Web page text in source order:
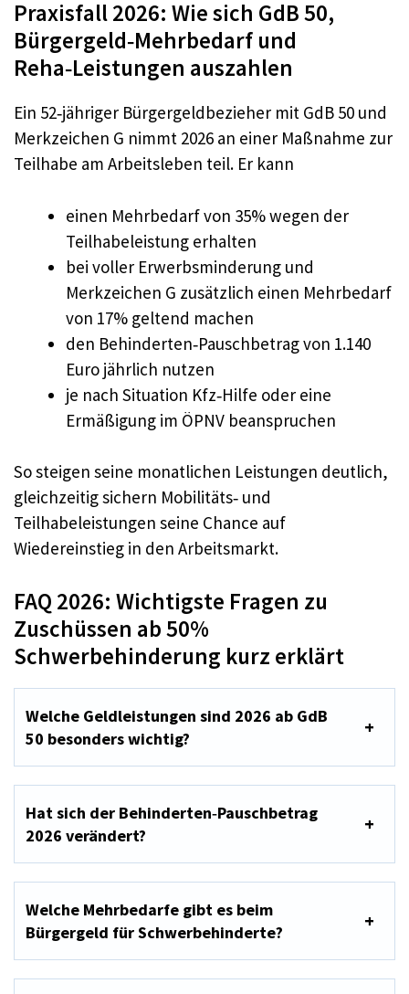
Praxisfall 2026: Wie sich GdB 50,
Bürgergeld‑Mehrbedarf und
Reha‑Leistungen auszahlen
Ein 52‑jähriger Bürgergeldbezieher mit GdB 50 und
Merkzeichen G nimmt 2026 an einer Maßnahme zur
Teilhabe am Arbeitsleben teil. Er kann
einen Mehrbedarf von 35% wegen der
Teilhabeleistung erhalten
bei voller Erwerbsminderung und
Merkzeichen G zusätzlich einen Mehrbedarf
von 17% geltend machen
den Behinderten‑Pauschbetrag von 1.140
Euro jährlich nutzen
je nach Situation Kfz‑Hilfe oder eine
Ermäßigung im ÖPNV beanspruchen
So steigen seine monatlichen Leistungen deutlich,
gleichzeitig sichern Mobilitäts‑ und
Teilhabeleistungen seine Chance auf
Wiedereinstieg in den Arbeitsmarkt.
FAQ 2026: Wichtigste Fragen zu
Zuschüssen ab 50%
Schwerbehinderung kurz erklärt
Welche Geldleistungen sind 2026 ab GdB
50 besonders wichtig?
Hat sich der Behinderten‑Pauschbetrag
2026 verändert?
Welche Mehrbedarfe gibt es beim
Bürgergeld für Schwerbehinderte?